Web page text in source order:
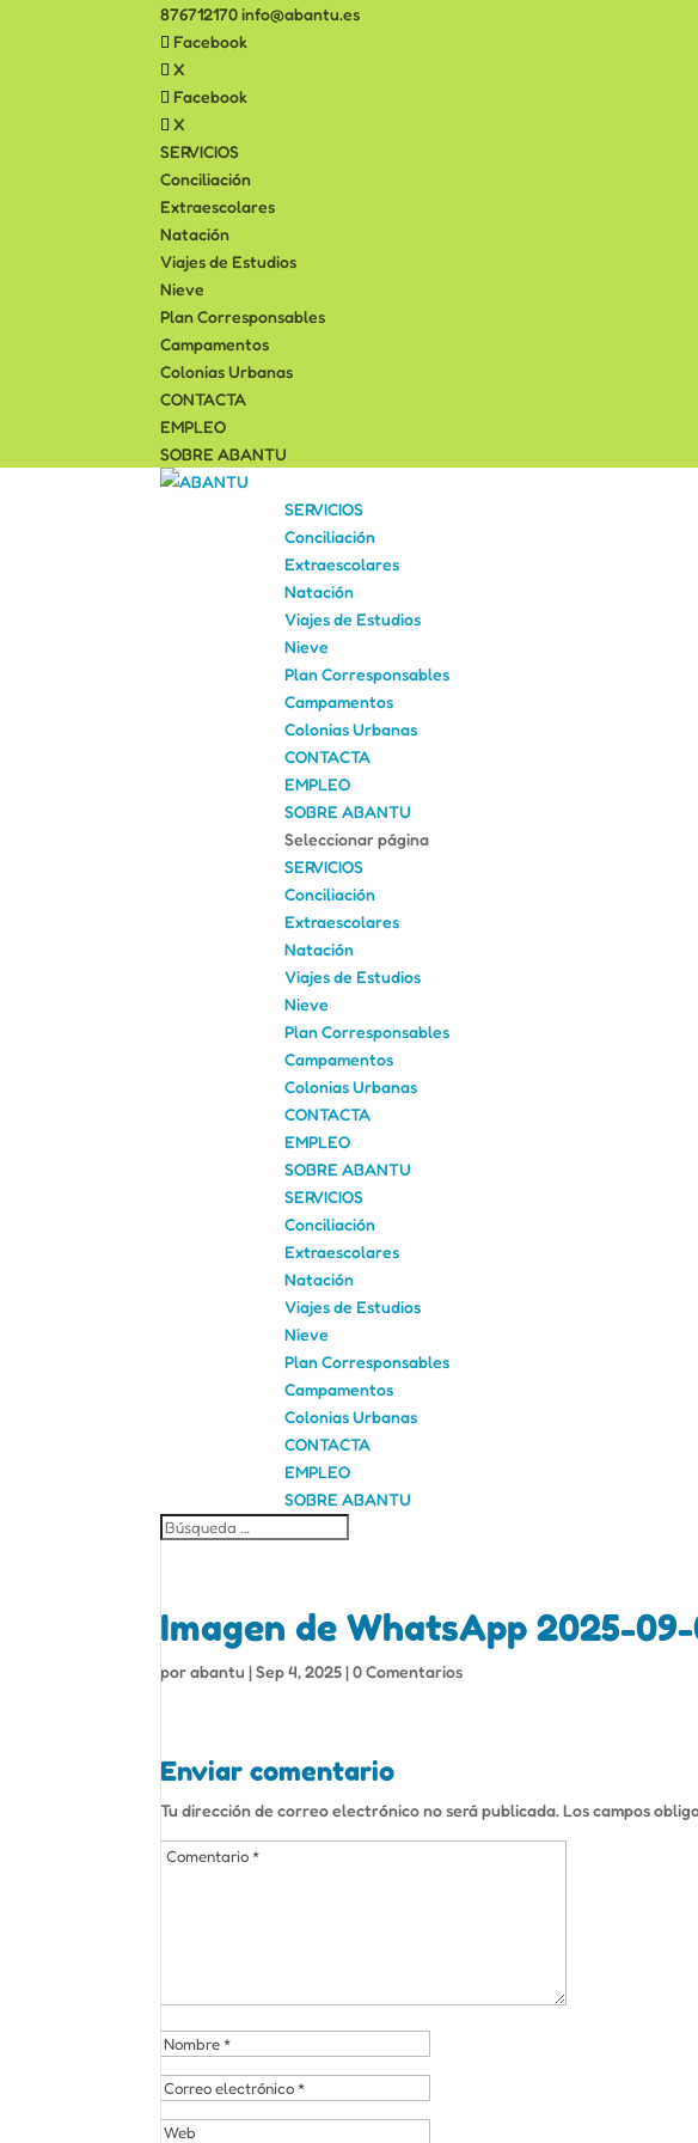
876712170 info@abantu.es
Facebook
X
Facebook
X
SERVICIOS
Conciliación
Extraescolares
Natación
Viajes de Estudios
Nieve
Plan Corresponsables
Campamentos
Colonias Urbanas
CONTACTA
EMPLEO
SOBRE ABANTU
SERVICIOS
Conciliación
Extraescolares
Natación
Viajes de Estudios
Nieve
Plan Corresponsables
Campamentos
Colonias Urbanas
CONTACTA
EMPLEO
SOBRE ABANTU
Seleccionar página
SERVICIOS
Conciliación
Extraescolares
Natación
Viajes de Estudios
Nieve
Plan Corresponsables
Campamentos
Colonias Urbanas
CONTACTA
EMPLEO
SOBRE ABANTU
SERVICIOS
Conciliación
Extraescolares
Natación
Viajes de Estudios
Nieve
Plan Corresponsables
Campamentos
Colonias Urbanas
CONTACTA
EMPLEO
SOBRE ABANTU
Imagen de WhatsApp 2025-
porabantu |Sep 4, 2025|0 Comentarios
Enviar comentario
Tu dirección de correo electrónico no será publicada. Los campos